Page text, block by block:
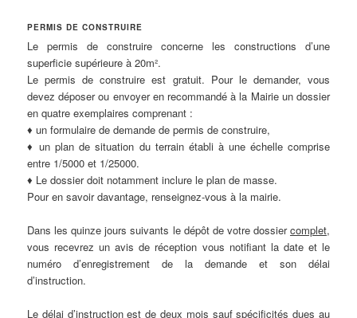
PERMIS DE CONSTRUIRE
Le permis de construire concerne les constructions d’une
superficie supérieure à 20m².
Le permis de construire est gratuit. Pour le demander, vous
devez déposer ou envoyer en recommandé à la Mairie un dossier
en quatre exemplaires comprenant :
♦ un formulaire de demande de permis de construire,
♦ un plan de situation du terrain établi à une échelle comprise
entre 1/5000 et 1/25000.
♦ Le dossier doit notamment inclure le plan de masse.
Pour en savoir davantage, renseignez-vous à la mairie.
Dans les quinze jours suivants le dépôt de votre dossiercomplet,
vous recevrez un avis de réception vous notifiant la date et le
numéro d’enregistrement de la demande et son délai
d’instruction.
Le délai d’instruction est de deux mois sauf spécificités dues au